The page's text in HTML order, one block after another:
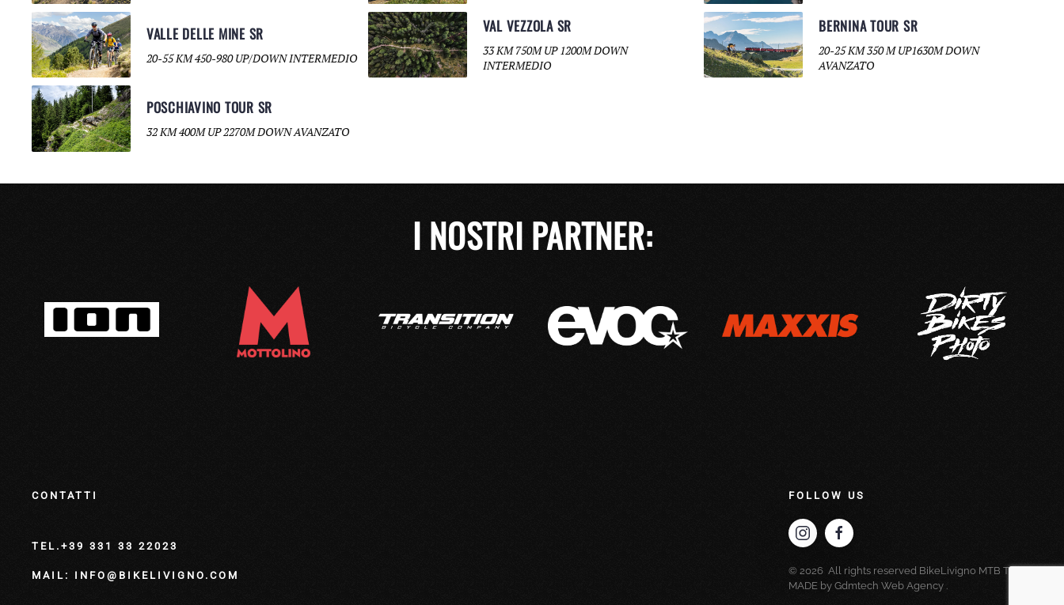
VALLE DELLE MINE SR
20-55 KM 450-980 UP/DOWN INTERMEDIO
VAL VEZZOLA SR
33 KM 750M UP 1200M DOWN
INTERMEDIO
BERNINA TOUR SR
20-25 KM 350 M UP1630M DOWN
AVANZATO
POSCHIAVINO TOUR SR
32 KM 400M UP 2270M DOWN AVANZATO
I NOSTRI PARTNER:
CONTATTI
TEL.+39 331 33 22023
MAIL: INFO@BIKELIVIGNO.COM
FOLLOW US
© 2026All rights reserved BikeLivigno MTB Tours.
MADE by Gdmtech Web Agency.